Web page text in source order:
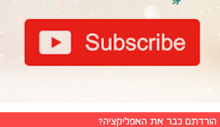
הורדתם כבר את האפליקציה?